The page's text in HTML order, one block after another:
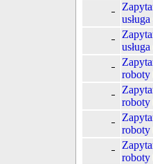
roboty
roboty
roboty
roboty